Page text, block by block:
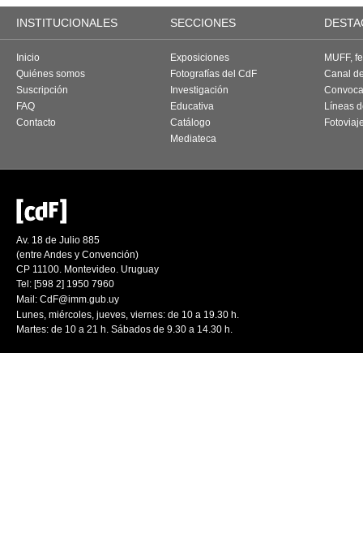
INSTITUCIONALES SECCIONES
Inicio
Quiénes somos
Suscripción
FAQ
Contacto
Exposiciones
Fotografías del CdF
Investigación
Educativa
Catálogo
Mediateca
MUFF,
Canal
Líneas
Av. 18 de Julio 885
(entre Andes y Convención)
CP 11100. Montevideo. Uruguay
Tel: [598 2] 1950 7960
Mail: CdF@imm.gub.uy
Lunes, miércoles, jueves, viernes: de 10 a 19.30 h.
Martes: de 10 a 21 h. Sábados de 9.30 a 14.30 h.